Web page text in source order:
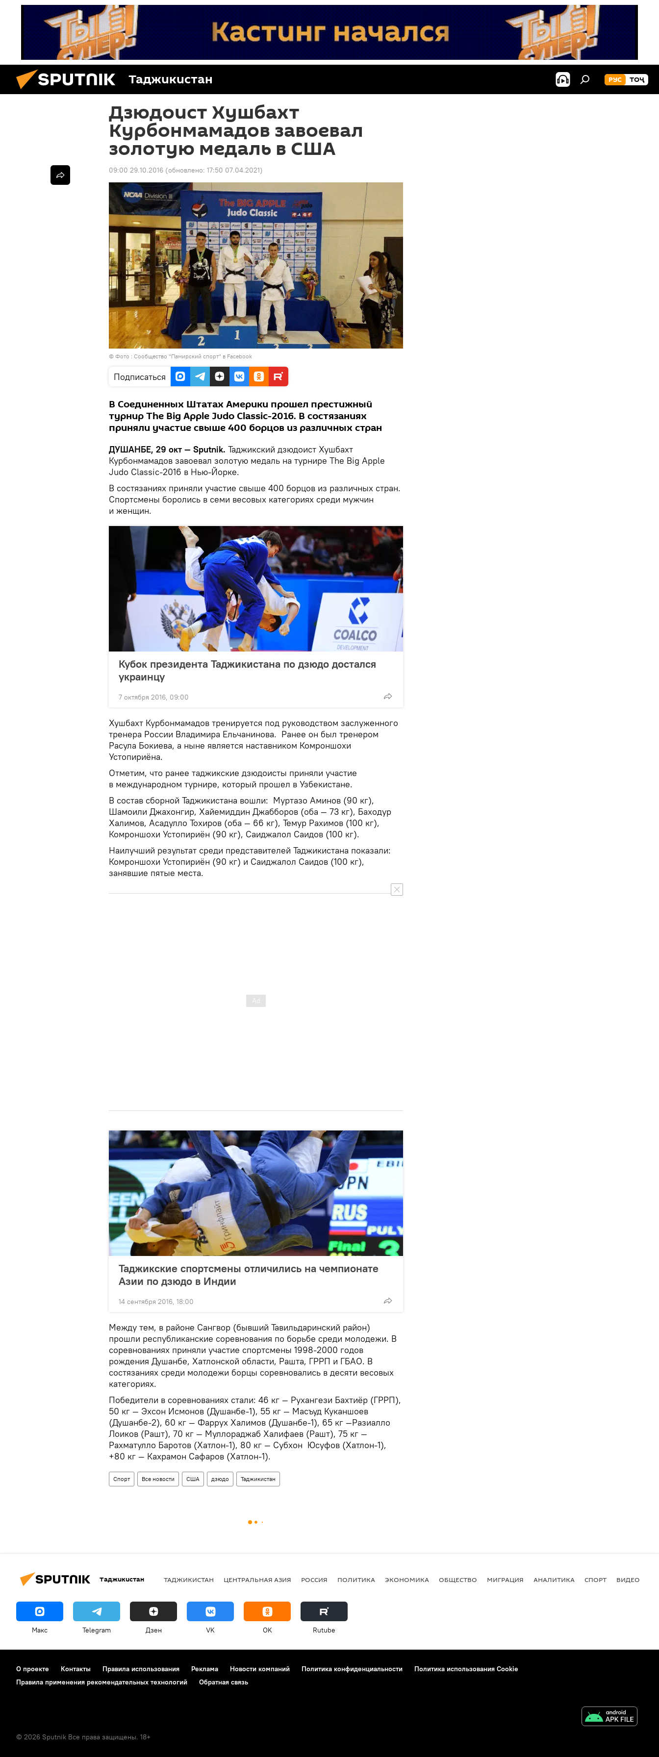
Таджикистан РУС ТОҶ
Дзюдоист Хушбахт
Курбонмамадов завоевал
золотую медаль в США
09:00 29.10.2016 (обновлено: 17:50 07.04.2021)
© Фото : Сообщество "Памирский спорт" в Facebook
Подписаться
В Соединенных Штатах Америки прошел престижный
турнир The Big Apple Judo Classic-2016. В состязаниях
приняли участие свыше 400 борцов из различных стран
ДУШАНБЕ, 29 окт — Sputnik. Таджикский дзюдоист Хушбахт
Курбонмамадов завоевал золотую медаль на турнире The Big Apple
Judo Classic-2016 в Нью-Йорке.
В состязаниях приняли участие свыше 400 борцов из различных стран.
Спортсмены боролись в семи весовых категориях среди мужчин
и женщин.
Кубок президента Таджикистана по дзюдо достался
украинцу
7 октября 2016, 09:00
Хушбахт Курбонмамадов тренируется под руководством заслуженного
тренера России Владимира Ельчанинова. Ранее он был тренером
Расула Бокиева, а ныне является наставником Комроншохи
Устопириёна.
Отметим, что ранее таджикские дзюдоисты приняли участие
в международном турнире, который прошел в Узбекистане.
В состав сборной Таджикистана вошли: Муртазо Аминов (90 кг),
Шамоили Джахонгир, Хайемиддин Джабборов (оба — 73 кг), Баходур
Халимов, Асадулло Тохиров (оба — 66 кг), Темур Рахимов (100 кг),
Комроншохи Устопириён (90 кг), Саиджалол Саидов (100 кг).
Наилучший результат среди представителей Таджикистана показали:
Комроншохи Устопириён (90 кг) и Саиджалол Саидов (100 кг),
занявшие пятые места.
Таджикские спортсмены отличились на чемпионате
Азии по дзюдо в Индии
14 сентября 2016, 18:00
Между тем, в районе Сангвор (бывший Тавильдаринский район)
прошли республиканские соревнования по борьбе среди молодежи. В
соревнованиях приняли участие спортсмены 1998-2000 годов
рождения Душанбе, Хатлонской области, Рашта, ГРРП и ГБАО. В
состязаниях среди молодежи борцы соревновались в десяти весовых
категориях.
Победители в соревнованиях стали: 46 кг — Рухангези Бахтиёр (ГРРП),
50 кг — Эхсон Исмонов (Душанбе-1), 55 кг — Масъуд Куканшоев
(Душанбе-2), 60 кг — Фаррух Халимов (Душанбе-1), 65 кг —Разиалло
Лоиков (Рашт), 70 кг — Муллораджаб Халифаев (Рашт), 75 кг —
Рахматулло Баротов (Хатлон-1), 80 кг — Субхон Юсуфов (Хатлон-1),
+80 кг — Кахрамон Сафаров (Хатлон-1).
Спорт Все новости США дзюдо Таджикистан
Таджикистан ТАДЖИКИСТАН ЦЕНТРАЛЬНАЯ АЗИЯ РОССИЯ ПОЛИТИКА ЭКОНОМИКА ОБЩЕСТВО МИГРАЦИЯ АНАЛИТИКА СПОРТ ВИДЕО
Макс Telegram Дзен VK OK Rutube
О проекте Контакты Правила использования Реклама Новости компаний Политика конфиденциальности
Политика использования Cookie
Правила применения рекомендательных технологий
Обратная связь
© 2026 Sputnik Все права защищены. 18+